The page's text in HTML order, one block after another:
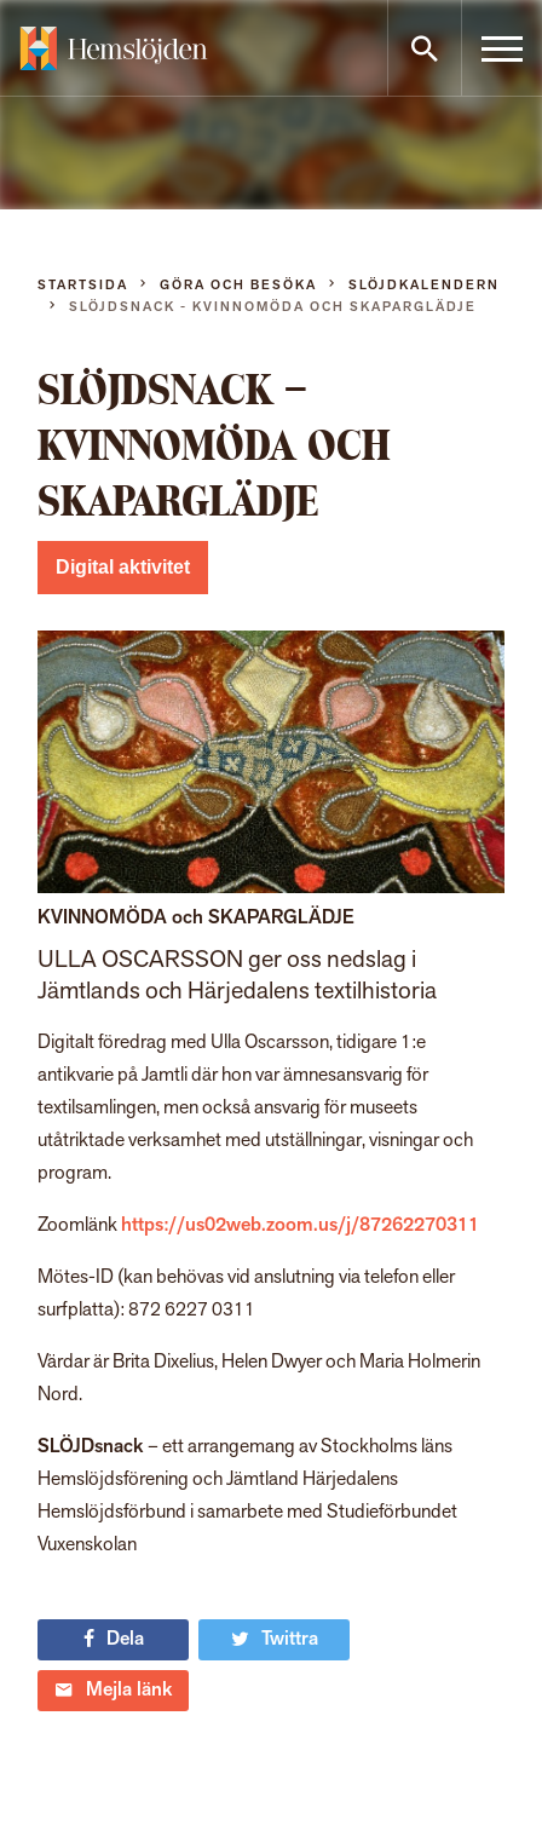
Gå
innehållet
STARTSIDA GÖRA OCH BESÖKA
SLÖJDKALENDERN
SLÖJDSNACK - KVINNOMÖDA OCH SKAPARGLÄDJE
SLÖJDSNACK –
KVINNOMÖDA OCH
SKAPARGLÄDJE
Digital aktivitet
KVINNOMÖDA och SKAPARGLÄDJE
ULLA OSCARSSON ger oss nedslag i
Jämtlands och Härjedalens textilhistoria
Digitalt föredrag med Ulla Oscarsson, tidigare 1:e
antikvarie på Jamtli där hon var ämnesansvarig för
textilsamlingen, men också ansvarig för museets
utåtriktade verksamhet med utställningar, visningar och
program.
Zoomlänkhttps://us02web.zoom.us/j/87262270311
Mötes-ID (kan behövas vid anslutning via telefon eller
surfplatta): 872 6227 0311
Värdar är Brita Dixelius, Helen Dwyer och Maria Holmerin
Nord.
SLÖJDsnack– ett arrangemang av Stockholms läns
Hemslöjdsförening och Jämtland Härjedalens
Hemslöjdsförbund i samarbete med Studieförbundet
Vuxenskolan
Dela
Twittra
Mejla länk